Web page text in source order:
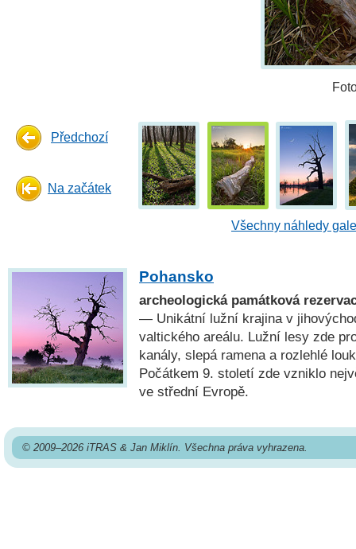
Předchozí
Na začátek
Všechny náhledy
Pohansko
archeologická památková
— Unikátní lužní krajina v
valtického areálu. Lužní lesy zde
kanály, slepá ramena a rozlehlé
Počátkem 9. století zde vzniklo
ve střední Evropě.
© 2009–2026 iTRAS & Jan Miklín. Všechna práva vyhrazena.